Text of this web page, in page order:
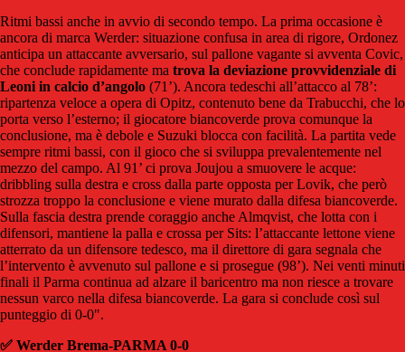
Ritmi bassi anche in avvio di secondo tempo. La prima occasione è
ancora di marca Werder: situazione confusa in area di rigore, Ordonez
anticipa un attaccante avversario, sul pallone vagante si avventa Covic,
che conclude rapidamente ma trova la deviazione provvidenziale di
Leoni in calcio d’angolo (71’). Ancora tedeschi all’attacco al 78’:
ripartenza veloce a opera di Opitz, contenuto bene da Trabucchi, che lo
porta verso l’esterno; il giocatore biancoverde prova comunque la
conclusione, ma è debole e Suzuki blocca con facilità. La partita vede
sempre ritmi bassi, con il gioco che si sviluppa prevalentemente nel
mezzo del campo. Al 91’ ci prova Joujou a smuovere le acque:
dribbling sulla destra e cross dalla parte opposta per Lovik, che però
strozza troppo la conclusione e viene murato dalla difesa biancoverde.
Sulla fascia destra prende coraggio anche Almqvist, che lotta con i
difensori, mantiene la palla e crossa per Sits: l’attaccante lettone viene
atterrato da un difensore tedesco, ma il direttore di gara segnala che
l’intervento è avvenuto sul pallone e si prosegue (98’). Nei venti minuti
finali il Parma continua ad alzare il baricentro ma non riesce a trovare
nessun varco nella difesa biancoverde. La gara si conclude così sul
punteggio di 0-0".
✅ Werder Brema-PARMA 0-0